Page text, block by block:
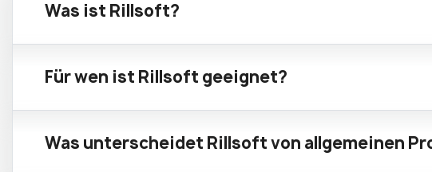
Was ist Rillsoft?
Für wen ist Rillsoft geeignet?
Was unterscheidet Rillsoft von allgemeinen